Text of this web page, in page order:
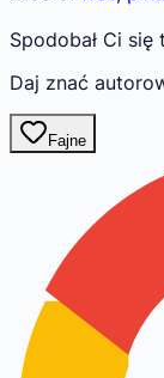
Spodobał Ci się
Daj znać
Fajne